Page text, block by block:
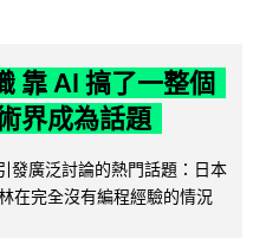
靠 AI 搞了一整個
界成為話題
發廣泛討論的熱門話題：日本
在完全沒有編程經驗的情況